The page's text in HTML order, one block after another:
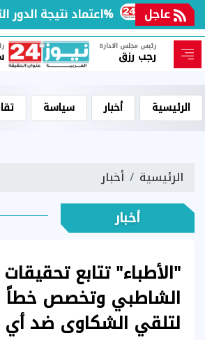
عاجل اعتماد نتيجة الدور الثانى للثانوية الأزهرية لمعاهد فلسطين بنسبة نجاح 97.7%
رئيس مجلس الادارة
رجب رزق
الرئيسية أخبار سياسة
الرئيسية أخبار
أخبار
"الأطباء" تتابع
الشاطبي وتخصص خطاً
لتلقي الشكاوى ضد أي